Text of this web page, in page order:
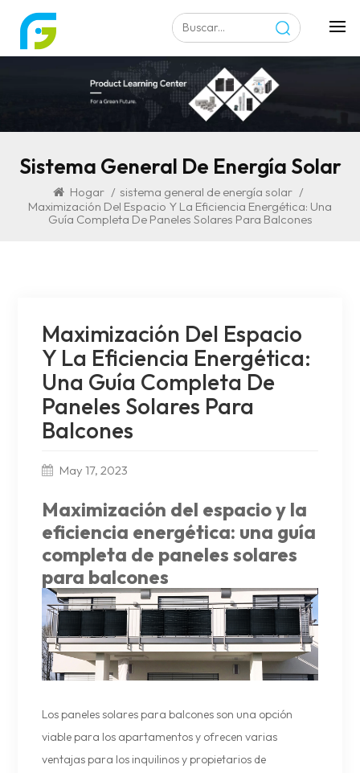
Sistema General De Energía Solar
Hogar / sistema general de energía solar /
Maximización Del Espacio Y La Eficiencia Energética: Una
Guía Completa De Paneles Solares Para Balcones
Maximización Del Espacio
Y La Eficiencia Energética:
Una Guía Completa De
Paneles Solares Para
Balcones
May 17, 2023
Maximización del espacio y la
eficiencia energética: una guía
completa de paneles solares
para balcones
Los paneles solares para balcones son una opción
viable para los apartamentos y ofrecen varias
ventajas para los inquilinos y propietarios de